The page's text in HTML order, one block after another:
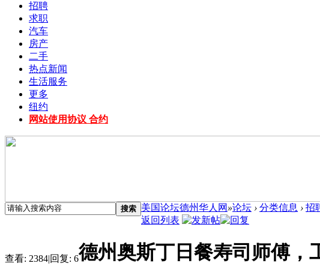
招聘
求职
汽车
房产
二手
热点新闻
生活服务
更多
纽约
网站使用协议 合约
搜索 美国论坛德州华人网 »论坛 › 分类信息 › 招
返回列表
查看: 2384|回复: 6德州奥斯丁日餐寿司师傅，